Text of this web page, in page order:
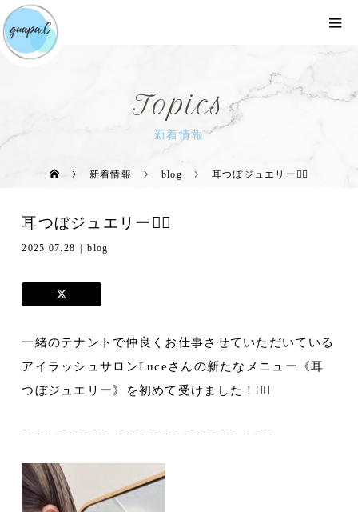
Topics
新着情報
新着情報 blog 耳つぼジュエリー👂🏻
耳つぼジュエリー👂🏻
2025.07.28 blog
一緒のテナントで仲良くお仕事させていただいている
アイラッシュサロンLuceさんの新たなメニュー《耳
つぼジュエリー》を初めて受けました！👂🏻
𓐄 𓐄 𓐄 𓐄 𓐄 𓐄 𓐄 𓐄 𓐄 𓐄 𓐄 𓐄 𓐄 𓐄 𓐄 𓐄 𓐄 𓐄 𓐄 𓐄 𓐄 𓐄